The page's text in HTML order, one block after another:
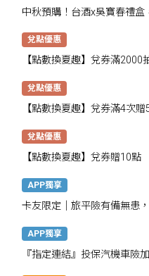
中秋預購！台酒x吳寶春禮
兌點優惠
【點數換夏趣】兌券滿2000
兌點優惠
【點數換夏趣】兌券滿4次贈
兌點優惠
【點數換夏趣】兌券贈10點
APP獨享
卡友限定│旅平險有備無患
APP獨享
『指定連結』投保汽機車險